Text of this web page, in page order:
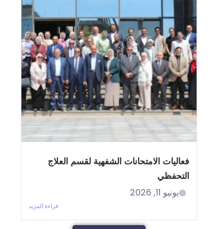
فعاليات الامتحانات الشفهية لقسم العلاج
التحفظي
يونيو 11, 2026
قراءة المزيد